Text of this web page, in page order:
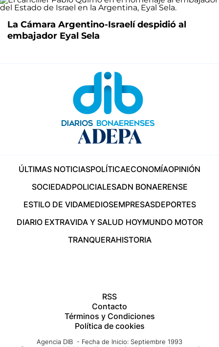
La Cámara Argentino-Israelí despidió al
embajador Eyal Sela
ÚLTIMAS NOTICIASPOLÍTICAECONOMÍAOPINIÓN
SOCIEDADPOLICIALESADN BONAERENSE
ESTILO DE VIDAMEDIOSEMPRESASDEPORTES
DIARIO EXTRAVIDA Y SALUD HOYMUNDO MOTOR
TRANQUERAHISTORIA
RSS
Contacto
Términos y Condiciones
Política de cookies
Agencia DIB - Fecha de Inicio: Septiembre 1993